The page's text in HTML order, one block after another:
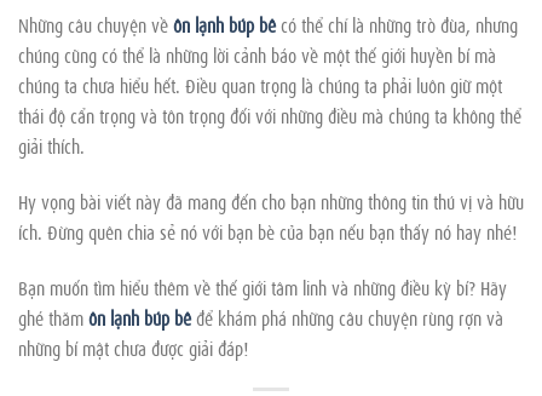
Những câu chuyện vềôn lạnh búp bêcó thể chỉ là những trò đùa, nhưng
chúng cũng có thể là những lời cảnh báo về một thế giới huyền bí mà
chúng ta chưa hiểu hết. Điều quan trọng là chúng ta phải luôn giữ một
thái độ cẩn trọng và tôn trọng đối với những điều mà chúng ta không thể
giải thích.
Hy vọng bài viết này đã mang đến cho bạn những thông tin thú vị và hữu
ích. Đừng quên chia sẻ nó với bạn bè của bạn nếu bạn thấy nó hay nhé!
Bạn muốn tìm hiểu thêm về thế giới tâm linh và những điều kỳ bí? Hãy
ghé thămôn lạnh búp bêđể khám phá những câu chuyện rùng rợn và
những bí mật chưa được giải đáp!